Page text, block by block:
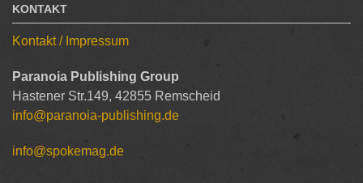
KONTAKT
Kontakt / Impressum
Paranoia Publishing Group
Hastener Str.149, 42855 Remscheid
info@paranoia-publishing.de
info@spokemag.de